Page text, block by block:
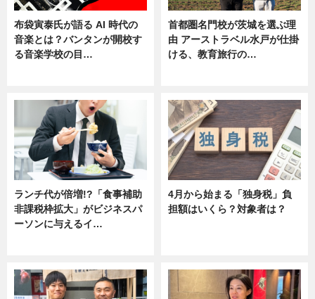
布袋寅泰氏が語る AI 時代の
音楽とは？バンタンが開校す
る音楽学校の目…
首都圏名門校が茨城を選ぶ理
由 アーストラベル水戸が仕掛
ける、教育旅行の…
ランチ代が倍増!?「食事補助
非課税枠拡大」がビジネスパ
ーソンに与えるイ…
4月から始まる「独身税」負
担額はいくら？対象者は？